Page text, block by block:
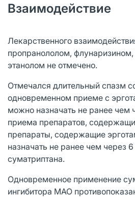
Взаимодействие
Лекарственного
пропранололом,
этанолом не отмечено.
Отмечался длительный спазм
одновременном приеме с
можно назначать не ранее чем
приема препаратов,
препараты, содержащие
назначать не ранее чем через
суматриптана.
Одновременное применение
ингибитора МАО